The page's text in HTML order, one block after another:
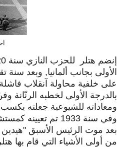
على خلفية محاولة آنقلاب
بالدرجة الأولى لخطبه الرنّانة
ومعاداته للشيوعية جعلته يكسب
وفي سنة 1933 تم
بعد موت الرئيس الأسبق "هيدين
من أولى الأشياء التي قام بها